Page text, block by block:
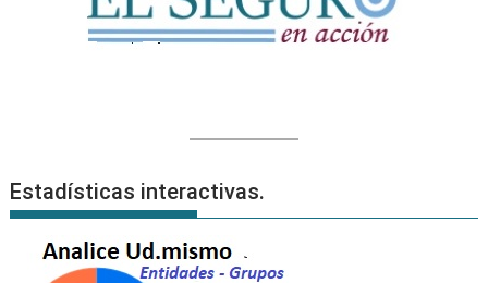
Estadísticas interactivas.